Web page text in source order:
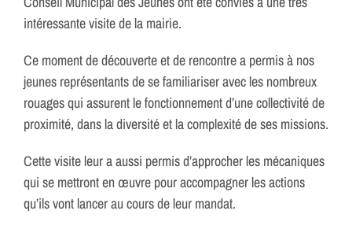
intéressante visite de la mairie.
Ce moment de découverte et de rencontre a permis à nos
jeunes représentants de se familiariser avec les nombreux
rouages qui assurent le fonctionnement d’une collectivité de
proximité, dans la diversité et la complexité de ses missions.
Cette visite leur a aussi permis d’approcher les mécaniques
qui se mettront en œuvre pour accompagner les actions
qu’ils vont lancer au cours de leur mandat.